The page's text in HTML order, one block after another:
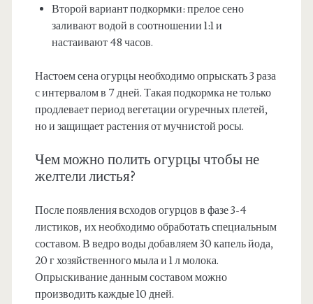
Второй вариант подкормки: прелое сено
заливают водой в соотношении 1:1 и
настаивают 48 часов.
Настоем сена огурцы необходимо опрыскать 3 раза
с интервалом в 7 дней. Такая подкормка не только
продлевает период вегетации огуречных плетей,
но и защищает растения от мучнистой росы.
Чем можно полить огурцы чтобы не
желтели листья?
После появления всходов огурцов в фазе 3-4
листиков, их необходимо обработать специальным
составом. В ведро воды добавляем 30 капель йода,
20 г хозяйственного мыла и 1 л молока.
Опрыскивание данным составом можно
производить каждые 10 дней.